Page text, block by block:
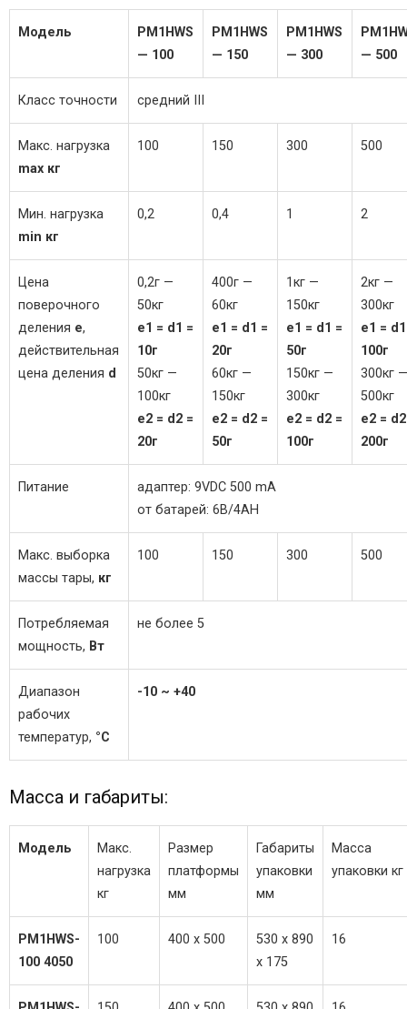
Модель
PM1HWS
— 100
PM1HWS
— 150
PM1HWS
— 300
— 500
Класс точности средний III
Макс. нагрузка
max кг
100 150 300 500
Мин. нагрузка
min кг
0,2 0,4 1 2
Цена
поверочного
деления e,
действительная
цена деления d
0,2г —
50кг
e1 = d1 =
10г
50кг —
100кг
e2 = d2 =
20г
400г —
60кг
e1 = d1 =
20г
60кг —
150кг
e2 = d2 =
50г
1кг —
150кг
e1 = d1 =
50г
150кг —
300кг
e2 = d2 =
100г
2кг —
300кг
e1 =
100г
300кг
500кг
e2 =
200г
Питание
адаптер: 9VDC 500 mA
от батарей: 6В/4AH
Макс. выборка
массы тары, кг
100 150 300 500
Потребляемая
мощность, Вт
не более 5
Диапазон
рабочих
температур, °C
-10 ~ +40
Масса и габариты:
Модель
Макс.
нагрузка
кг
Размер
платформы
мм
Габариты
упаковки
мм
Масса
упаковки кг
PM1HWS-
100 4050
100 400 x 500
530 x 890
x 175
16